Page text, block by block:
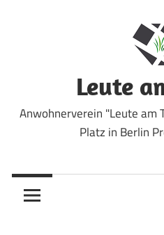
Leute
Anwohnerverein "Leute am
Platz in Berlin